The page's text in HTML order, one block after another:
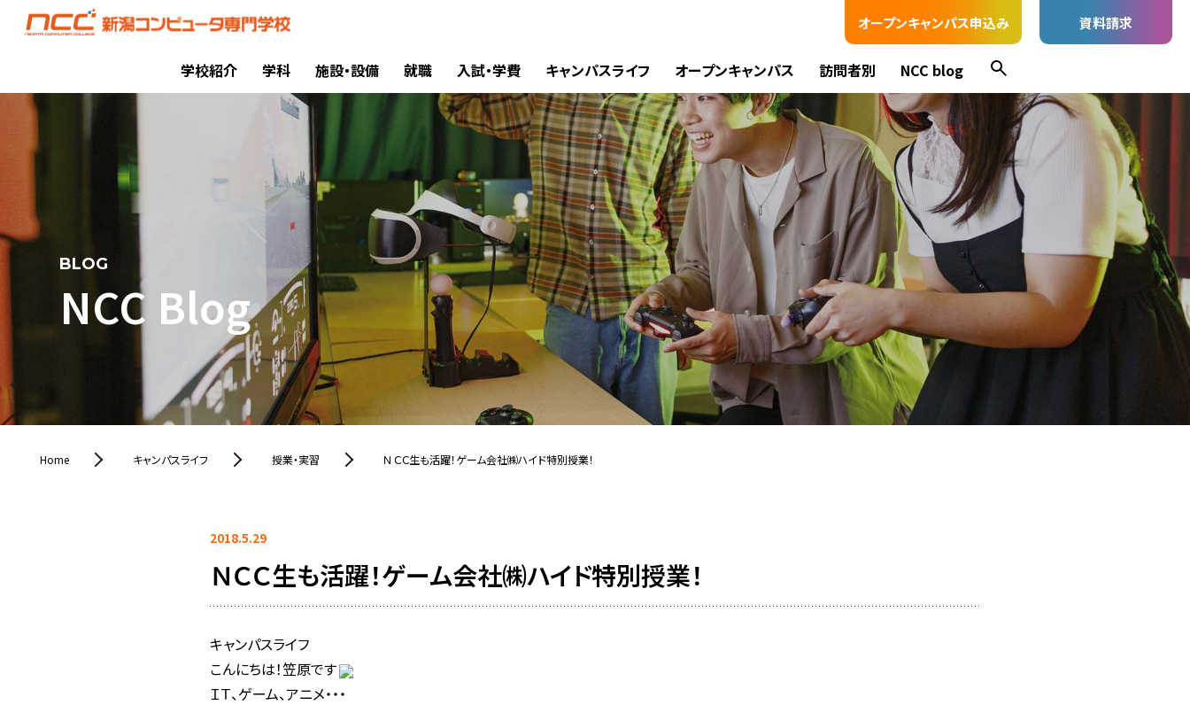
オープンキャンパス申込み 資料請求
学校紹介 学科 施設・設備 就職 入試・学費 キャンパスライフ オープンキャンパス 訪問者別 NCC blog
BLOG
NCC Blog
Home キャンパスライフ 授業・実習 ＮＣＣ生も活躍！ゲーム会社㈱ハイド特別授業！
2018.5.29
ＮＣＣ生も活躍！ゲーム会社㈱ハイド特別授業！
キャンパスライフ
こんにちは！笠原です
ＩＴ、ゲーム、アニメ・・・